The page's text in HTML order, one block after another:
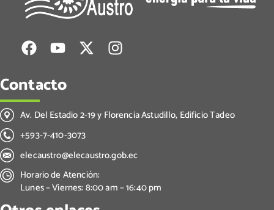
Contacto
Av. Del Estadio 2-19 y Florencia Astudillo, Edificio Tadeo
+593-7-410-3073
elecaustro@elecaustro.gob.ec
Horario de Atención:
Lunes – Viernes: 8:00 am – 16:40 pm